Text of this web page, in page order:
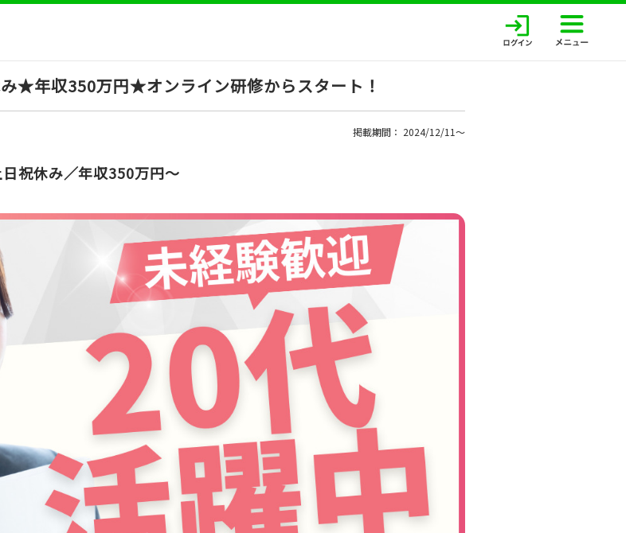
★年収350万円★オンライン研修からスタート！
掲載期間： 2024/12/11〜
祝休み／年収350万円～